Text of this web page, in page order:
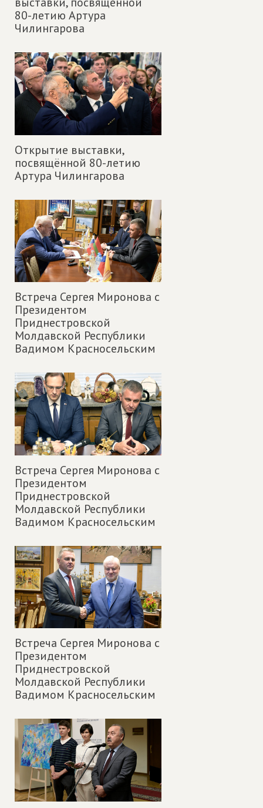
80-летию Артура
Чилингарова
Открытие выставки,
посвящённой 80-летию
Артура Чилингарова
Встреча Сергея Миронова с
Президентом
Приднестровской
Молдавской Республики
Вадимом Красносельским
Встреча Сергея Миронова с
Президентом
Приднестровской
Молдавской Республики
Вадимом Красносельским
Встреча Сергея Миронова с
Президентом
Приднестровской
Молдавской Республики
Вадимом Красносельским